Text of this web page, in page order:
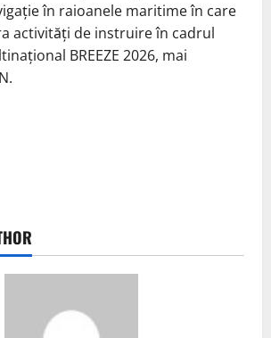
în raioanele maritime în care
activităţi de instruire în cadrul
BREEZE 2026, mai